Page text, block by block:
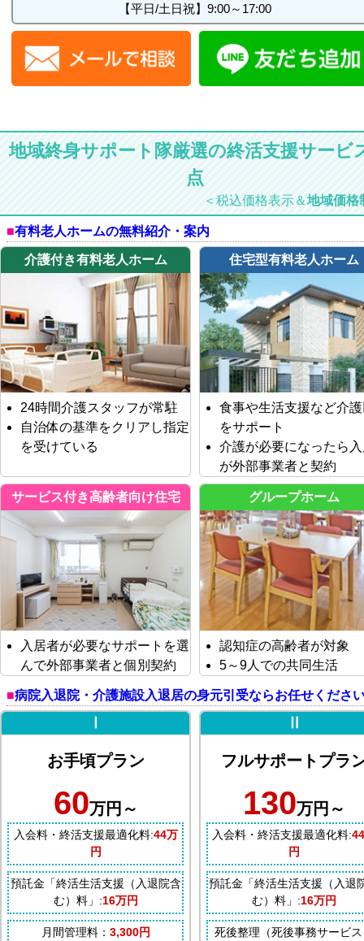
【平日/土日祝】9:00～17:00
地域終身サポート隊厳選の終活支援サービ
点
＜税込価格表示＆地域価格
有料老人ホームの無料紹介・案内
介護付き有料老人ホーム
24時間介護スタッフが常駐
自治体の基準をクリアし指定
を受けている
住宅型有料老人ホーム
食事や生活支援など介
をサポート
介護が必要になったら
が外部事業者と契約
サービス付き高齢者向け住宅
入居者が必要なサポートを選
んで外部事業者と個別契約
グループホーム
認知症の高齢者が対象
5～9人での共同生活
病院入退院・介護施設入退居の身元引受ならお任せくださ
お手頃プラン
60万円～
入会料・終活支援最適化料:44万
円
預託金「終活生活支援（入退院含
む）料」:16万円
月間管理料： 3,300円
フルサポートプラ
130万円～
入会料・終活支援最適化料:
円
預託金「終活生活支援（入退
む）料」:16万円
死後整理（死後事務サービ